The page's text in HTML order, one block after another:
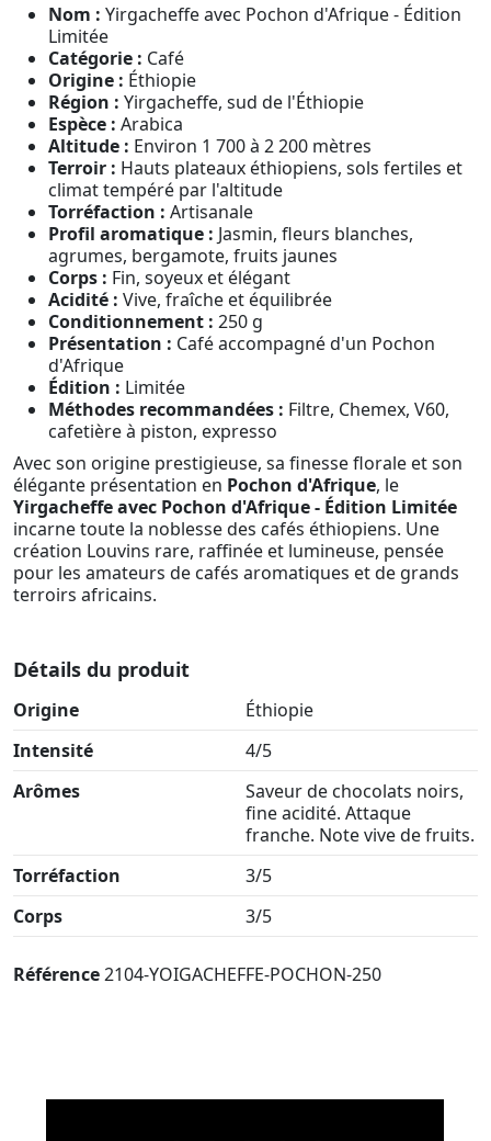
Nom : Yirgacheffe avec Pochon d'Afrique - Édition
Limitée
Catégorie : Café
Origine : Éthiopie
Région : Yirgacheffe, sud de l'Éthiopie
Espèce : Arabica
Altitude : Environ 1 700 à 2 200 mètres
Terroir : Hauts plateaux éthiopiens, sols fertiles et
climat tempéré par l'altitude
Torréfaction : Artisanale
Profil aromatique : Jasmin, fleurs blanches,
agrumes, bergamote, fruits jaunes
Corps : Fin, soyeux et élégant
Acidité : Vive, fraîche et équilibrée
Conditionnement : 250 g
Présentation : Café accompagné d'un Pochon
d'Afrique
Édition : Limitée
Méthodes recommandées : Filtre, Chemex, V60,
cafetière à piston, expresso
Avec son origine prestigieuse, sa finesse florale et son
élégante présentation en Pochon d'Afrique, le
Yirgacheffe avec Pochon d'Afrique - Édition Limitée
incarne toute la noblesse des cafés éthiopiens. Une
création Louvins rare, raffinée et lumineuse, pensée
pour les amateurs de cafés aromatiques et de grands
terroirs africains.
Détails du produit
Origine
Éthiopie
Intensité
4/5
Arômes
Saveur de chocolats noirs,
fine acidité. Attaque
franche. Note vive de fruits.
Torréfaction
3/5
Corps
3/5
Référence2104-YOIGACHEFFE-POCHON-250